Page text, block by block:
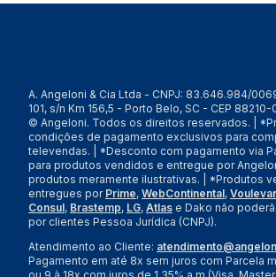
A. Angeloni & Cia Ltda - CNPJ: 83.646.984/
101, s/n Km 156,5 - Porto Belo, SC - CEP 88210-
© Angeloni. Todos os direitos reservados. |
condições de pagamento exclusivos para
televendas. | *Desconto com pagamento via
para produtos vendidos e entregue por
produtos meramente ilustrativas. | *Produtos
entregues por Prime, WebContinental, Voulevar
Consul, Brastemp, LG, Atlas e Dako não
por clientes Pessoa Jurídica (CNPJ).
Atendimento ao Cliente:
Pagamento em até 8x sem juros com Parcela